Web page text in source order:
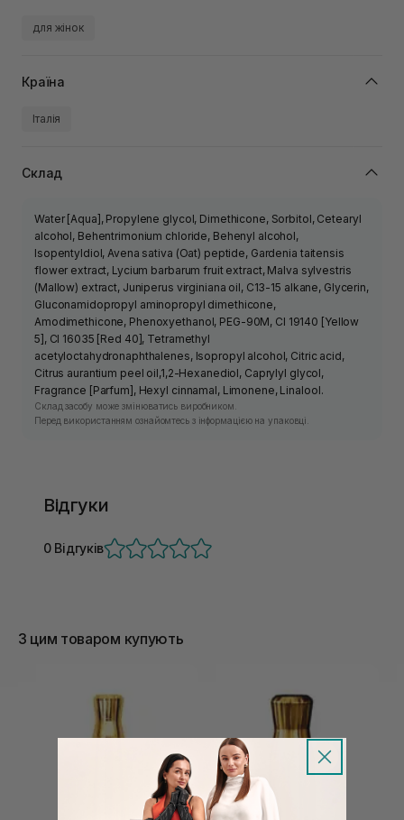
для жінок
Країна
Італія
Склад
Water [Aqua], Propylene glycol, Dimethicone, Sorbitol, Cetearyl
alcohol, Behentrimonium chloride, Behenyl alcohol,
Isopentyldiol, Avena sativa (Oat) peptide, Gardenia taitensis
flower extract, Lycium barbarum fruit extract, Malva sylvestris
(Mallow) extract, Juniperus virginiana oil, C13-15 alkane, Glycerin,
Gluconamidopropyl aminopropyl dimethicone,
Amodimethicone, Phenoxyethanol, PEG-90M, CI 19140 [Yellow
5], CI 16035 [Red 40], Tetramethyl
acetyloctahydronaphthalenes, Isopropyl alcohol, Citric acid,
Citrus aurantium peel oil,1,2-Hexanediol, Caprylyl glycol,
Fragrance [Parfum], Hexyl cinnamal, Limonene, Linalool.
Склад засобу може змінюватись виробником.
Перед використанням ознайомтесь з інформацією на упаковці.
Відгуки
0 Відгуків
З цим товаром купують